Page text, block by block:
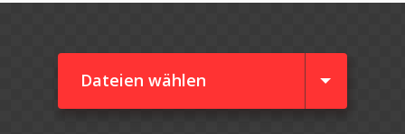
Dateien wählen